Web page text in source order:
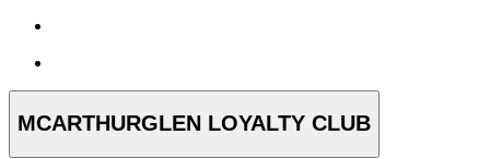
MCARTHURGLEN LOYALTY CLUB